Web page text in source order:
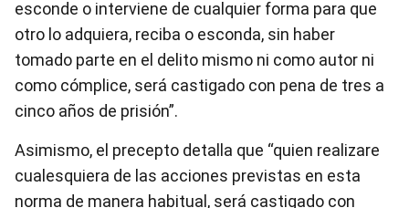
esconde o interviene de cualquier forma para que
otro lo adquiera, reciba o esconda, sin haber
tomado parte en el delito mismo ni como autor ni
como cómplice, será castigado con pena de tres a
cinco años de prisión”.
Asimismo, el precepto detalla que “quien realizare
cualesquiera de las acciones previstas en esta
norma de manera habitual, será castigado con